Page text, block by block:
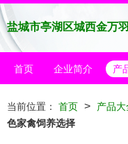
盐城市亭湖区城西金万
首页 企业简介 产
当前位置： 首页 > 产品大
色家禽饲养选择